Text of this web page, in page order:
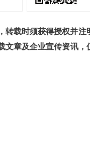
载时须获得授权并注
章及企业宣传资讯